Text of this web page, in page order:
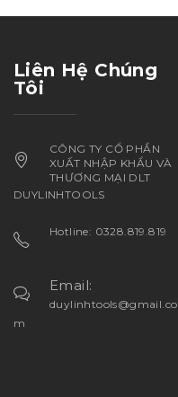
Liên Hệ Chúng
Tôi
CÔNG TY CỔ PHẦN
XUẤT NHẬP KHẨU VÀ
THƯƠNG MẠI DLT
DUYLINHTOOLS
Hotline: 0328.819.819
Email:
duylinhtools@gmail.co
m